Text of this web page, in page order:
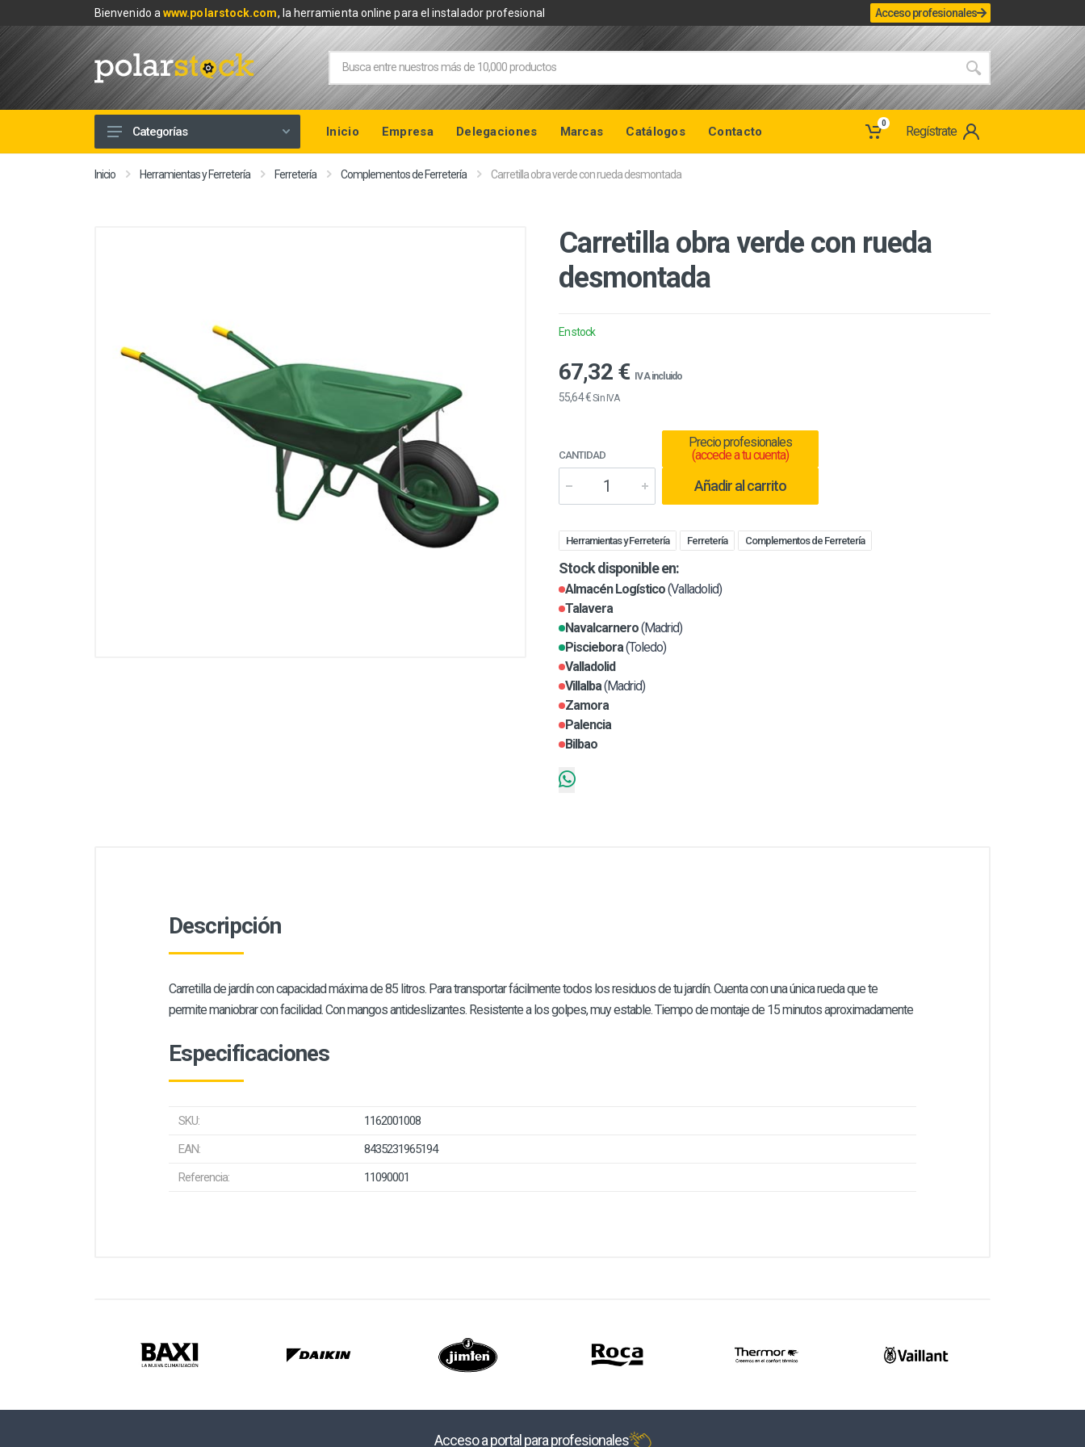
Bienvenido awww.polarstock.com, la herramienta online para el instalador profesional Acceso profesionales
Calefacción
Electricidad
Categorías Inicio Empresa Delegaciones Marcas Catálogos Contacto
0
Regístrate
Inicio Herramientas y Ferretería Ferretería Complementos de Ferretería Carretilla obra verde con rueda desmontada
Carretilla obra verde con rueda
desmontada
En stock
67,32 € IVA incluido
55,64 €Sin IVA
CANTIDAD
Precio profesionales
(accede a tu cuenta)
Añadir al carrito
Herramientas y Ferretería Ferretería Complementos de Ferretería
Stock disponible en:
Almacén Logístico(Valladolid)
Talavera
Navalcarnero(Madrid)
Pisciebora(Toledo)
Valladolid
Villalba(Madrid)
Zamora
Palencia
Bilbao
Descripción
Carretilla de jardín con capacidad máxima de 85 litros. Para transportar fácilmente todos los residuos de tu jardín. Cuenta con una única rueda que te
permite maniobrar con facilidad. Con mangos antideslizantes. Resistente a los golpes, muy estable. Tiempo de montaje de 15 minutos aproximadamente
Especificaciones
SKU:
1162001008
EAN:
8435231965194
Referencia:
11090001
Acceso a portal para profesionales